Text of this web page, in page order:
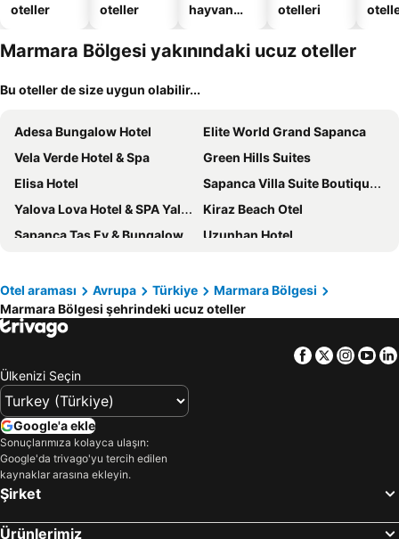
oteller
oteller
hayvan
oteller
otelleri
Marmara Bölgesi yakınındaki ucuz oteller
Bu oteller de size uygun olabilir...
Adesa Bungalow Hotel
Elite World Grand Sapanca
Vela Verde Hotel & Spa
Green Hills Suites
Elisa Hotel
Sapanca Villa Suite Boutique Hotel
Yalova Lova Hotel & SPA Yalova
Kiraz Beach Otel
Sapanca Taş Ev & Bungalow
Uzunhan Hotel
Parmos Otel
Kolin Hotel Spa & Convention Center
Ramada Encore by Wyndham Istanbul Bayrampasa
Buyuk Berk Otel
Mola Istanbul
Black Bird Thermal Hotel & Spa
D - Resort Ayvalık
Dedeman Istanbul
Ramada Resort by Wyndham Sapanca Thermal
Adrina Termal Health & SPA Hotel
Park Dedeman Bostanci Hotel
Ramada Plaza By Wyndham Silivri
Grand Paradise Resort Sapanca
Otel araması Avrupa Türkiye
Marmara Bölgesi
Marmara Bölgesi şehrindeki ucuz oteller
Facebook
Twitter
Ülkenizi Seçin
Google'a ekle
Sonuçlarımıza kolayca ulaşın:
Google'da trivago'yu tercih edilen
kaynaklar arasına ekleyin.
Şirket
Ürünlerimiz